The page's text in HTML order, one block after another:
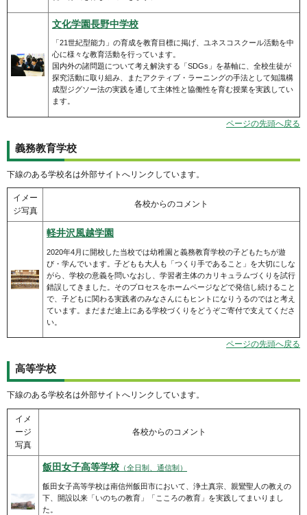
文化学園長野中学校
「21世紀型能力」の育成を教育目標に掲げ、ユネスコスクール活動を中
心に様々な教育活動を行っています。
国内外の諸問題について考え解決する「SDGs」を基軸に、全校生徒が
探究活動に取り組み、またアクティブ・ラーニングの手法として知識構
成型ジグソー法の実践を通して主体性と協働性を育む授業を実践してい
ます。
ページの先頭へ戻る
義務教育学校
下線のある学校名は外部サイトへリンクしています。
イメー
ジ写真
各校からのコメント
軽井沢風越学園
2020年4月に開校した当校では幼稚園と義務教育学校の子どもたちが遊
び・学んでいます。子どもも大人も「つくり手であること」を大切にしな
がら、学校の意義を問いなおし、学習者主体のカリキュラムづくりを試行
錯誤してきました。そのプロセスをホームページなどで発信し続けること
で、子どもに関わる実践者のみなさんにもヒントになりうるのではと考え
ています。まだまだ途上にある学校づくりをどうぞご寄付で支えてくださ
い。
ページの先頭へ戻る
高等学校
下線のある学校名は外部サイトへリンクしています。
イメ
ージ
写真
各校からのコメント
飯田女子高等学校 （全日制、通信制）
飯田女子高等学校は南信州飯田市において、浄土真宗、親鸞聖人の教えの
下、開設以来「いのちの教育」「こころの教育」を実践してまいりまし
た。